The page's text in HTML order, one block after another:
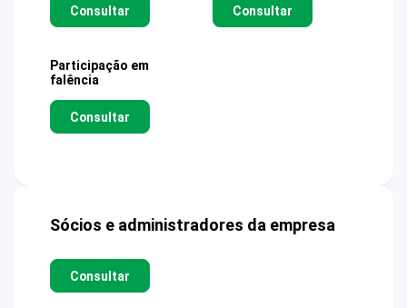
Consultar Consultar
Participação em
falência
Consultar
Sócios e administradores da empresa
Consultar